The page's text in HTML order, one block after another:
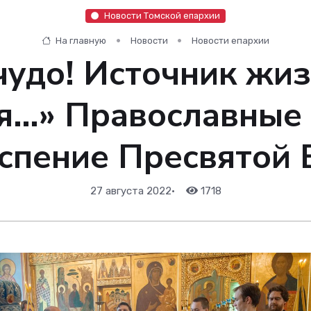
Новости Томской епархии
На главную Новости Новости епархии
Источник
Православные
Пресвятой
27 августа 2022• 1718